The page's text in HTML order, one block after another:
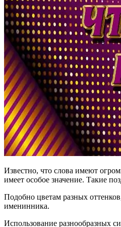
Известно, что слова имеют
имеет особое значение. Такие
Подобно цветам разных
именинника.
Использование разнообразных